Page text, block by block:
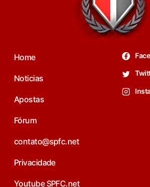
Home
Noticias
Apostas
Fórum
contato@spfc.net
Privacidade
Youtube SPFC.net